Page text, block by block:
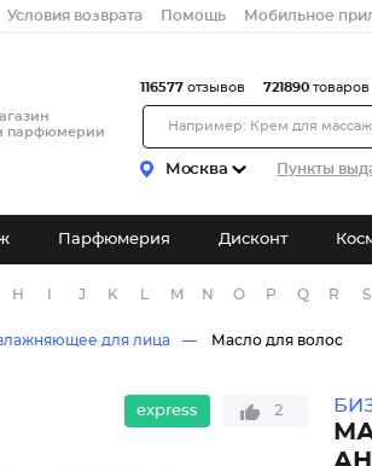
Условия возврата Помощь Мобильное
парфюмерии
Москва Пункты
116577 отзывов 721890 товаров
Парфюмерия Дисконт
H J K M N O P Q R S
для лица Масло для волос
express 2